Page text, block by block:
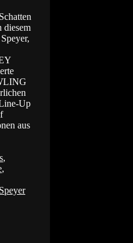
diesem
Up
aus
,
,
Speyer